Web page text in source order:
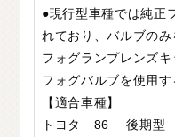
●現行型車種では純正
れており、バルブのみ
フォグランプレンズ
フォグバルブを使用す
【適合車種】
トヨタ 86 後期型